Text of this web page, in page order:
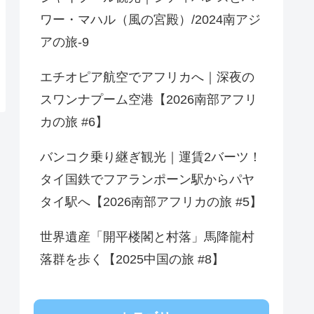
ワー・マハル（風の宮殿）/2024南アジ
アの旅-9
エチオピア航空でアフリカへ｜深夜の
スワンナプーム空港【2026南部アフリ
カの旅 #6】
バンコク乗り継ぎ観光｜運賃2バーツ！
タイ国鉄でフアランポーン駅からパヤ
タイ駅へ【2026南部アフリカの旅 #5】
世界遺産「開平楼閣と村落」馬降龍村
落群を歩く【2025中国の旅 #8】